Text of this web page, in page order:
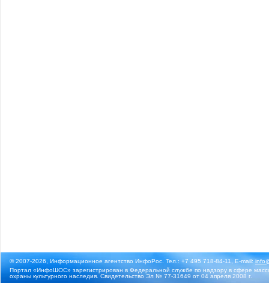
© 2007-2026, Информационное агентство ИнфоРос. Тел.: +7 495 718-84-11, E-mail:
Портал «ИнфоШОС» зарегистрирован в Федеральной службе по надзору в сфере
охраны культурного наследия. Свидетельство Эл № 77-31649 от 04 апреля 2008 г.